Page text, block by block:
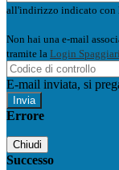
all'indirizzo indicato con
Non hai una e-mail
tramite la Login Spaggiari
E-mail inviata, si
Errore
Chiudi
Successo